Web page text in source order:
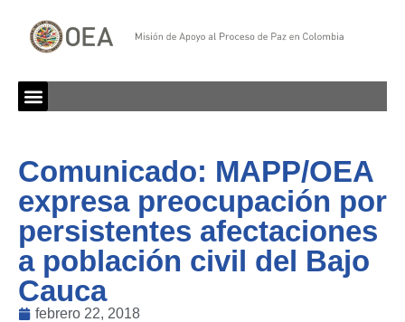
Comunicado: MAPP/OEA
expresa preocupación por
persistentes afectaciones
a población civil del Bajo
Cauca
febrero 22, 2018